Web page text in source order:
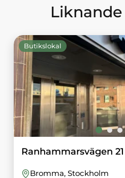
Butikslokal
Ranhammarsvägen 21
Bromma, Stockholm